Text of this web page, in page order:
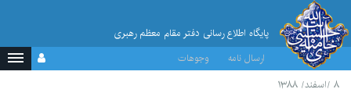
پایگاه اطلاع رسانی دفتر مقام معظم رهبری
ارسال نامه
وجوهات
۸ /اسفند/ ۱۳۸۸